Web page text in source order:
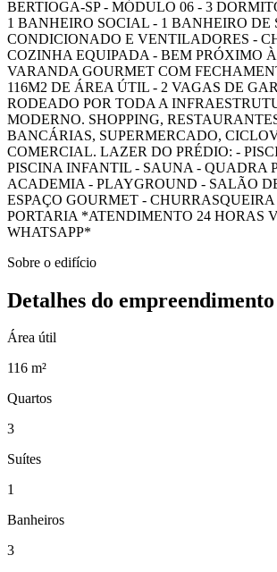
BERTIOGA-SP - MÓDULO 06 - 3
1 BANHEIRO SOCIAL - 1 BANHEIRO DE
CONDICIONADO E VENTILADORES -
COZINHA EQUIPADA - BEM PRÓXIMO
VARANDA GOURMET COM
116M2 DE ÁREA ÚTIL - 2 VAGAS DE
RODEADO POR TODA A
MODERNO. SHOPPING,
BANCÁRIAS, SUPERMERCADO,
COMERCIAL. LAZER DO PRÉDIO: -
PISCINA INFANTIL - SAUNA - QUADRA
ACADEMIA - PLAYGROUND - SALÃO
ESPAÇO GOURMET -
PORTARIA *ATENDIMENTO 24 HORAS
WHATSAPP*
Sobre o edifício
Detalhes do empreendimento
Área útil
116 m²
Quartos
3
Suítes
1
Banheiros
3